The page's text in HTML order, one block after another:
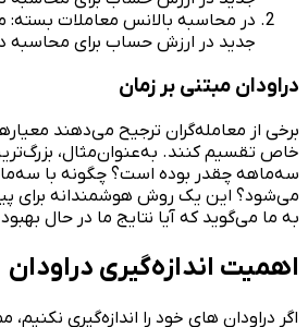
جدید در ارزش حساب برای محاسبه
دراودان مبتنی بر زمان
برخی از معامله‌گران ترجیح می‌دهند
خاص تقسیم کنند. به‌عنوان‌مثال،
سه‌ماهه چقدر بوده است؟ چگونه با
می‌شود؟ این یک روش هوشمندانه برای
به ما می‌گوید که آیا نتایج ما در حال
اهمیت اندازه‌گیری دراودان
اگر دراودان های خود را اندازه‌گیری